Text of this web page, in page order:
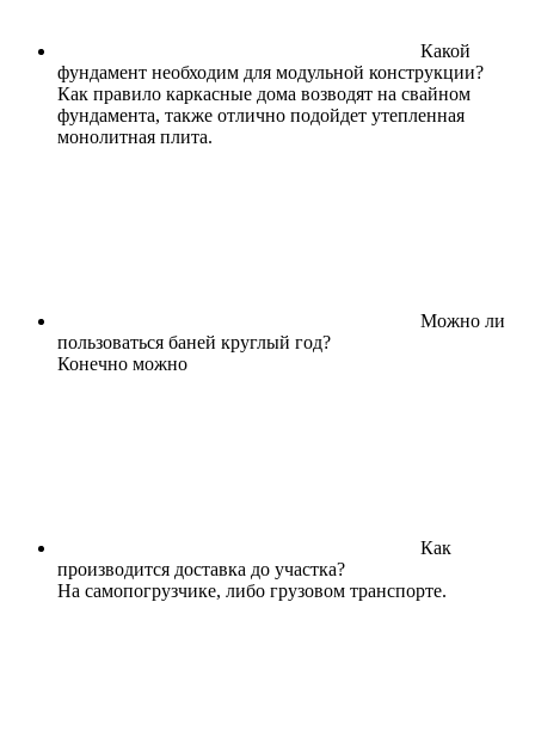
Какой
фундамент необходим для модульной конструкции?
Как правило каркасные дома возводят на свайном
фундамента, также отлично подойдет утепленная
монолитная плита.
Можно ли
пользоваться баней круглый год?
Конечно можно
Как
производится доставка до участка?
На самопогрузчике, либо грузовом транспорте.